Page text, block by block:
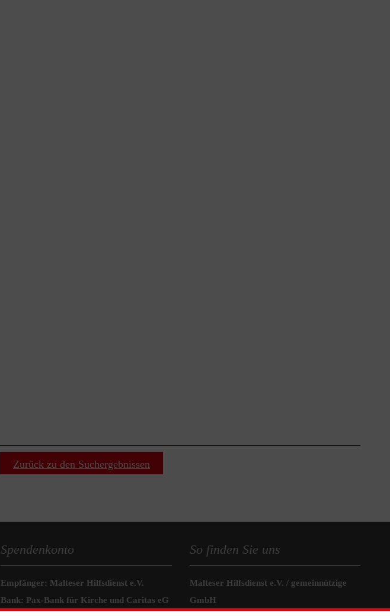
Zurück zu den Suchergebnissen
Spendenkonto
Empfänger: Malteser Hilfsdienst e.V.
Bank: Pax-Bank für Kirche und Caritas eG
So finden Sie uns
Malteser Hilfsdienst e.V. / gemeinnützige
GmbH